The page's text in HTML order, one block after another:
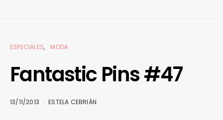
ESPECIALES MODA
Fantastic Pins #47
13/11/2013 ESTELA CEBRIÁN